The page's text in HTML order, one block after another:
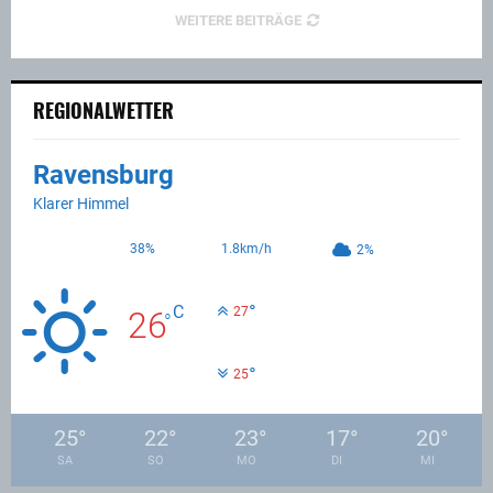
WEITERE BEITRÄGE
REGIONALWETTER
Ravensburg
Klarer Himmel
38% 1.8km/h 2%
26°C 27°
25°
25°
SA
22°
SO
23°
MO
17°
DI
20°
MI